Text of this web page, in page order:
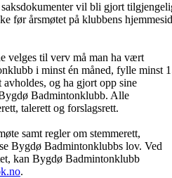
vil bli gjort
før årsmøtet på klubbens
velges til verv må man ha vært
i minst én måned, fylle minst
avholdes, og ha gjort opp sine
Badmintonklubb. Alle
talerett og forslagsrett.
samt regler om stemmerett,
Bygdø Badmintonklubbs lov. Ved
kan Bygdø Badmintonklubb
.